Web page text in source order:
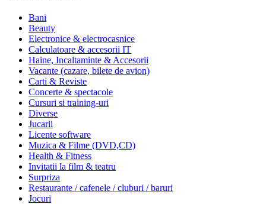
Bani
Beauty
Electronice & electrocasnice
Calculatoare & accesorii IT
Haine, Incaltaminte & Accesorii
Vacante (cazare, bilete de avion)
Carti & Reviste
Concerte & spectacole
Cursuri si training-uri
Diverse
Jucarii
Licente software
Muzica & Filme (DVD,CD)
Health & Fitness
Invitatii la film & teatru
Surpriza
Restaurante / cafenele / cluburi / baruri
Jocuri